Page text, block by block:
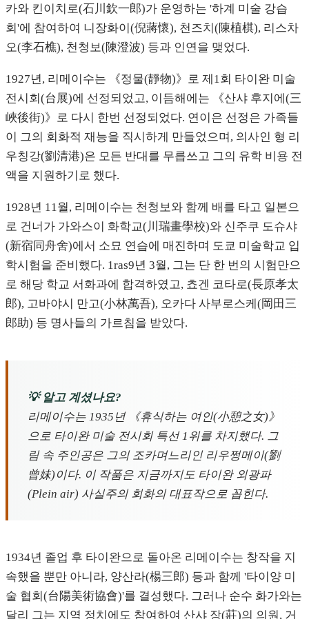
카와 킨이치로(石川欽一郎)가 운영하는 '하계 미술 강습
회'에 참여하여 니장화이(倪蔣懷), 천즈치(陳植棋), 리스차
오(李石樵), 천청보(陳澄波) 등과 인연을 맺었다.
1927년, 리메이수는 《정물(靜物)》로 제1회 타이완 미술
전시회(台展)에 선정되었고, 이듬해에는 《산샤 후지에(三
峽後街)》로 다시 한번 선정되었다. 연이은 선정은 가족들
이 그의 회화적 재능을 직시하게 만들었으며, 의사인 형 리
우칭강(劉清港)은 모든 반대를 무릅쓰고 그의 유학 비용 전
액을 지원하기로 했다.
1928년 11월, 리메이수는 천청보와 함께 배를 타고 일본으
로 건너가 가와스이 화학교(川瑞畫學校)와 신주쿠 도슈샤
(新宿同舟舍)에서 소묘 연습에 매진하며 도쿄 미술학교 입
학시험을 준비했다. 1ras9년 3월, 그는 단 한 번의 시험만으
로 해당 학교 서화과에 합격하였고, 쵸겐 코타로(長原孝太
郎), 고바야시 만고(小林萬吾), 오카다 사부로스케(岡田三
郎助) 등 명사들의 가르침을 받았다.
💡 알고 계셨나요?
리메이수는 1935년 《휴식하는 여인(小憩之女)》
으로 타이완 미술 전시회 특선 1위를 차지했다. 그
림 속 주인공은 그의 조카며느리인 리우쩡메이(劉
曾妹)이다. 이 작품은 지금까지도 타이완 외광파
(Plein air) 사실주의 회화의 대표작으로 꼽힌다.
1934년 졸업 후 타이완으로 돌아온 리메이수는 창작을 지
속했을 뿐만 아니라, 양산라(楊三郎) 등과 함께 '타이양 미
술 협회(台陽美術協會)'를 결성했다. 그러나 순수 화가와는
달리 그는 지역 정치에도 참여하여 산샤 장(莊)의 의원, 거